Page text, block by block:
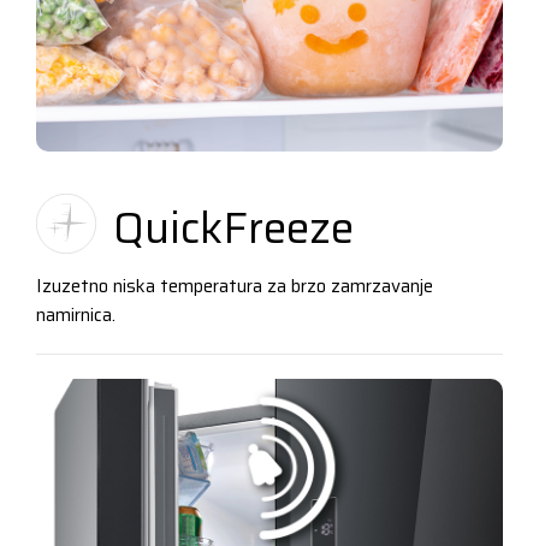
QuickFreeze
Izuzetno niska temperatura za brzo zamrzavanje
namirnica.